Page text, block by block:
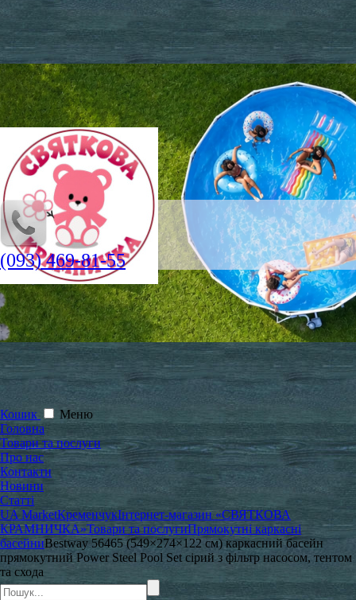
(093) 469-81-55
Кошик
Меню
Головна
Товари та послуги
Про нас
Контакти
Новини
Статті
UA MarketКременчукІнтернет-магазин «СВЯТКОВА
КРАМНИЧКА»Товари та послугиПрямокутні каркасні
басейниBestway 56465 (549×274×122 см) каркасний басейн
прямокутний Power Steel Pool Set сірий з фільтр насосом, тентом
та схода